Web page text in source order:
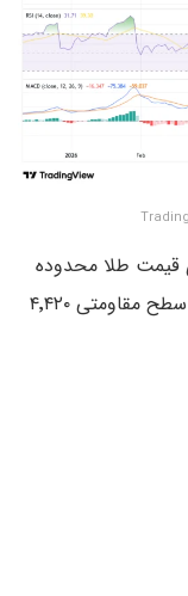
قیمت طلا محدوده
۴٬۲۴۰ تا ۴٬۳۰۰ دلار است و در سمت مقابل، سطح مقاومتی ۴٬۴۲۰